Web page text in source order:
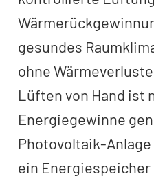
gesundes
ohne
Lüften von Hand ist
Energiegewinne
Photovoltaik-Anlage
ein Energiespeicher